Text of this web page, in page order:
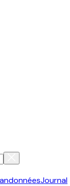
Journal